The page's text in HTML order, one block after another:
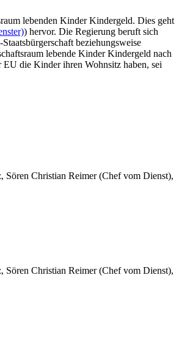
lebenden Kinder Kindergeld. Dies geht
) hervor. Die Regierung beruft sich
beziehungsweise
lebende Kinder Kindergeld nach
die Kinder ihren Wohnsitz haben, sei
Sören Christian Reimer (Chef vom Dienst),
Sören Christian Reimer (Chef vom Dienst),